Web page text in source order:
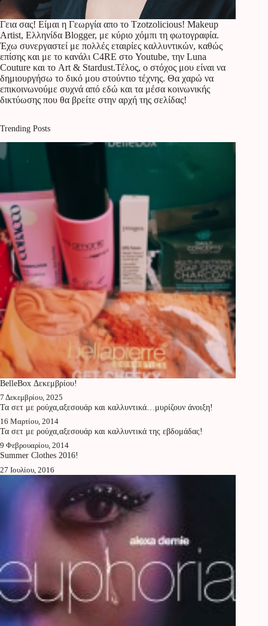
Γεια σας! Είμαι η Γεωργία απο το Tzotzolicious! Makeup
Artist, Ελληνίδα Blogger, με κύριο χόμπι τη φωτογραφία.
Έχω συνεργαστεί με πολλές εταιρίες καλλυντικών, καθώς
επίσης και με το κανάλι C4RE στο Youtube, την Luna
Couture και το Art & Stardust.Τέλος, ο στόχος μου είναι να
δημιουργήσω το δικό μου στούντιο τέχνης. Θα χαρώ να
επικοινωνούμε συχνά από εδώ και τα μέσα κοινωνικής
δικτύωσης που θα βρείτε στην αρχή της σελίδας!
Trending Posts
BelleBox Δεκεμβρίου!
7 Δεκεμβρίου, 2025
Τα σετ με ρούχα,αξεσουάρ και καλλυντικά…μυρίζουν άνοιξη!
16 Μαρτίου, 2014
Τα σετ με ρούχα,αξεσουάρ και καλλυντικά της εβδομάδας!
9 Φεβρουαρίου, 2014
Summer Clothes 2016!
27 Ιουλίου, 2016